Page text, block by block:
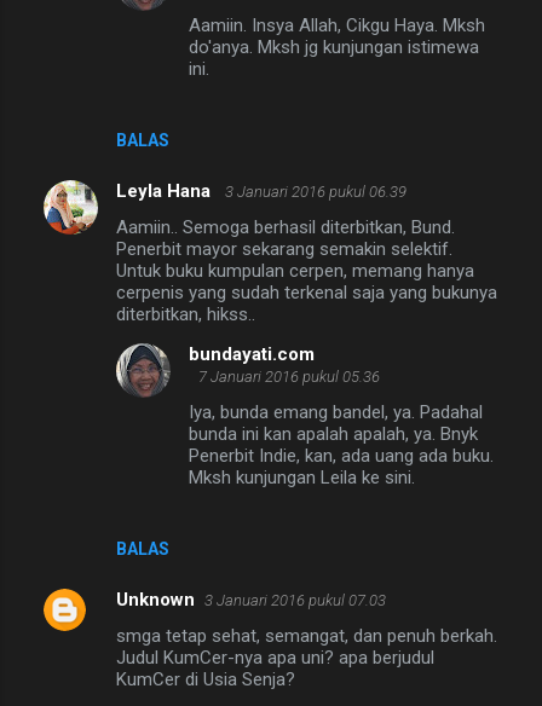
BALAS
Aamiin. Insya Allah, Cikgu Haya. Mksh
do'anya. Mksh jg kunjungan istimewa
ini.
Leyla Hana 3 Januari 2016 pukul 06.39
Aamiin.. Semoga berhasil diterbitkan, Bund.
Penerbit mayor sekarang semakin selektif.
Untuk buku kumpulan cerpen, memang hanya
cerpenis yang sudah terkenal saja yang bukunya
diterbitkan, hikss..
BALAS
bundayati.com
7 Januari 2016 pukul 05.36
Iya, bunda emang bandel, ya. Padahal
bunda ini kan apalah apalah, ya. Bnyk
Penerbit Indie, kan, ada uang ada buku.
Mksh kunjungan Leila ke sini.
Unknown 3 Januari 2016 pukul 07.03
smga tetap sehat, semangat, dan penuh berkah.
Judul KumCer-nya apa uni? apa berjudul
KumCer di Usia Senja?